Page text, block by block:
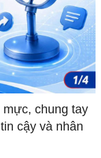
mực, chung tay
cậy và nhân